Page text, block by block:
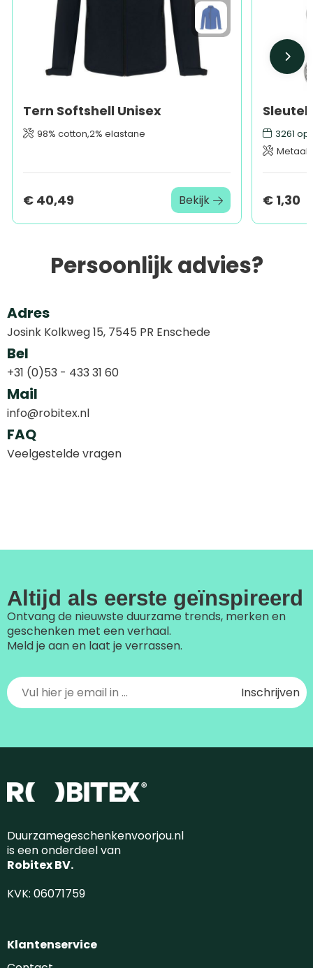
Tern Softshell Unisex
98% cotton,2% elastane
€ 40,49 Bekijk
3261 op
Metaal,
€ 1,30
Persoonlijk advies?
Adres
Josink Kolkweg 15, 7545 PR Enschede
Bel
+31 (0)53 - 433 31 60
Mail
info@robitex.nl
FAQ
Veelgestelde vragen
Altijd als eerste geïnspireerd
Ontvang de nieuwste duurzame trends, merken en
geschenken met een verhaal.
Meld je aan en laat je verrassen.
Duurzamegeschenkenvoorjou.nl
is een onderdeel van
Robitex BV.
KVK: 06071759
Klantenservice